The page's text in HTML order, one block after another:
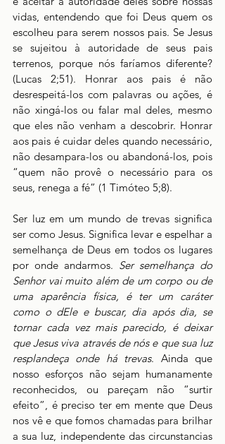
vidas, entendendo que foi Deus quem os
escolheu para serem nossos pais. Se Jesus
se sujeitou à autoridade de seus pais
terrenos, porque nós faríamos diferente?
(Lucas 2;51). Honrar aos pais é não
desrespeitá-los com palavras ou ações, é
não xingá-los ou falar mal deles, mesmo
que eles não venham a descobrir. Honrar
aos pais é cuidar deles quando necessário,
não desampara-los ou abandoná-los, pois
“quem não provê o necessário para os
seus, renega a fé” (1 Timóteo 5;8).
Ser luz em um mundo de trevas significa
ser como Jesus. Significa levar e espelhar a
semelhança de Deus em todos os lugares
por onde andarmos. Ser semelhança do
Senhor vai muito além de um corpo ou de
uma aparência física, é ter um caráter
como o dEle e buscar, dia após dia, se
tornar cada vez mais parecido, é deixar
que Jesus viva através de nós e que sua luz
resplandeça onde há trevas. Ainda que
nosso esforços não sejam humanamente
reconhecidos, ou pareçam não “surtir
efeito”, é preciso ter em mente que Deus
nos vê e que fomos chamadas para brilhar
a sua luz, independente das circunstancias